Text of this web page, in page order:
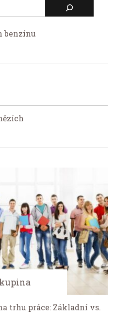
benzínu
trhu práce: Základní vs.